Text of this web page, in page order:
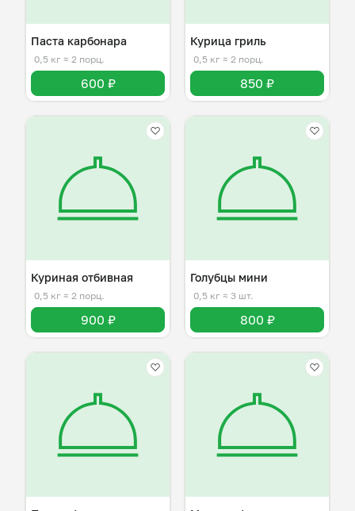
Паста карбонара
0,5 кг ≈ 2 порц.
600 ₽
Курица гриль
0,5 кг ≈ 2 порц.
850 ₽
Куриная отбивная
0,5 кг ≈ 2 порц.
900 ₽
Голубцы мини
0,5 кг ≈ 3 шт.
800 ₽